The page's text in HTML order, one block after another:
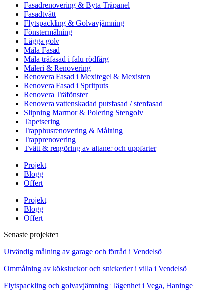
Fasadrenovering & Byta Träpanel
Fasadtvätt
Flytspackling & Golvavjämning
Fönstermålning
Lägga golv
Måla Fasad
Måla träfasad i falu rödfärg
Måleri & Renovering
Renovera Fasad i Mexitegel & Mexisten
Renovera Fasad i Spritputs
Renovera Träfönster
Renovera vattenskadad putsfasad / stenfasad
Slipning Marmor & Polering Stengolv
Tapetsering
Trapphusrenovering & Målning
Trapprenovering
Tvätt & rengöring av altaner och uppfarter
Projekt
Blogg
Offert
Projekt
Blogg
Offert
Senaste projekten
Utvändig målning av garage och förråd i Vendelsö
Ommålning av köksluckor och snickerier i villa i Vendelsö
Flytspackling och golvavjämning i lägenhet i Vega, Haninge